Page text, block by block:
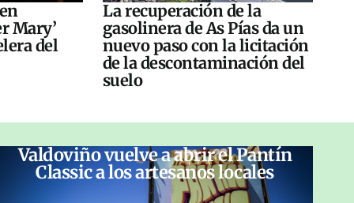
Mary’
del
La recuperación de la
gasolinera de As Pías da un
nuevo paso con la licitación
de la descontaminación del
suelo
Valdoviño vuelve a abrir el Pantín
Classic a los artesanos locales